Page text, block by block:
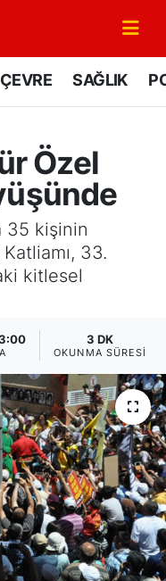
ÇEVRE SAĞLIK
Özel
35 kişinin
33.
kitlesel
3 DK
OKUNMA SÜRESI
Fikstür